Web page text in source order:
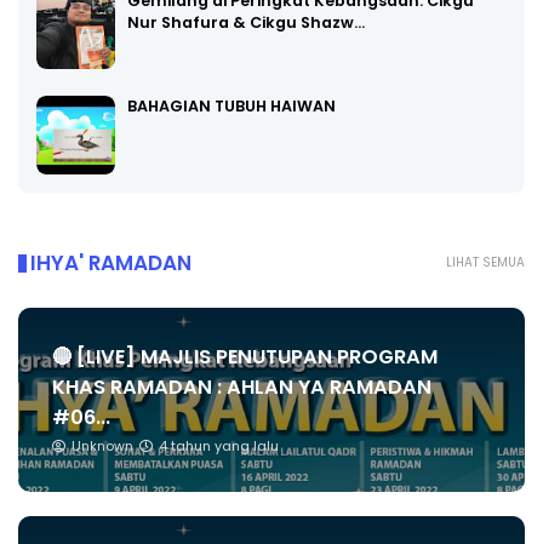
Nur Shafura & Cikgu Shazw…
BAHAGIAN TUBUH HAIWAN
LIHAT SEMUA
IHYA' RAMADAN
🔴 [LIVE] MAJLIS PENUTUPAN PROGRAM
KHAS RAMADAN : AHLAN YA RAMADAN
#06...
Unknown 4 tahun yang lalu